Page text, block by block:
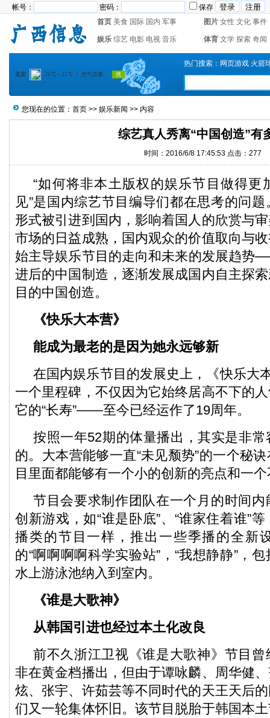
帐号： 密码：
保存
首页 美食 国际 国内 军事 图片 女性 文化 事件
娱乐 综艺 电影 电视 音乐 体育 文学 探索 奇闻
热门搜索： 网页游戏 火箭
您现在的位置： 首页 >> 娱乐新闻 >> 内容
综艺真人秀离“中国创造”有
时间：2016/6/8 17:45:53 点击： 277
“如何将非本土版权的娱乐节目做得更
见”是国内综艺节目编导们都在思考的问
形式被引进到国内，影响着国人的欣赏与
市场的日益成熟，国内观众的价值取向与
始主导娱乐节目的走向和未来的发展趋势
进后的中国制造，逐渐发展成国内自主探
目的中国创造。
《快乐大本营》
能成为最老的是因为她永远够新
在国内娱乐节目的发展史上，《快乐大
一个里程碑，不仅因为它始终居高不下的
它的“长寿”——至今已经运作了19周年。
按照一年52期的体量播出，其实是非
的。大本营能够一直“未见颓势”的一个秘
目里面都能够有一个小的创新的亮点和一
节目会要求制作团队在一个月的时间
创新游戏，如“谁是卧底”、“谁家住着谁”
播类的节目一样，推出一些季播的全新
的“啊啊啊啊科学实验站”，“我想静静”，
水上游泳池纳入到室内。
《谁是大歌神》
从韩国引进也经过本土化改良
前不久浙江卫视《谁是大歌神》节目
非在黄金档播出，但由于谭咏麟、周华健
炫、张宇、许茹芸等不同时代的天王天后
们又一轮集体怀旧。该节目脱胎于韩国本